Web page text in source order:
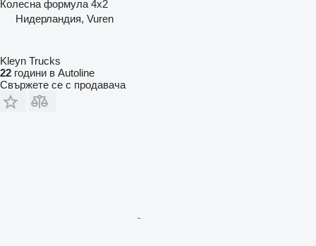
Колесна формула 4x2
Нидерландия, Vuren
Kleyn Trucks
22 години в Autoline
Свържете се с продавача